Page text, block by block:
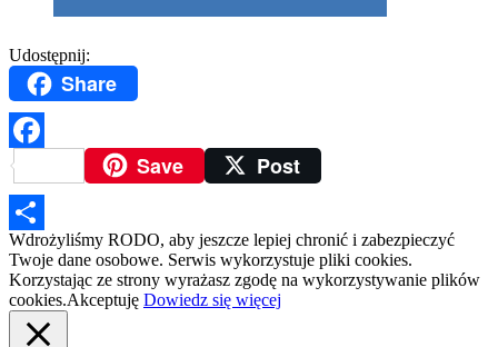
Udostępnij:
Share
FacebookSave Post
Podziel
się
Wdrożyliśmy RODO, aby jeszcze lepiej chronić i zabezpieczyć
Twoje dane osobowe. Serwis wykorzystuje pliki cookies.
Korzystając ze strony wyrażasz zgodę na wykorzystywanie plików
cookies.Akceptuję Dowiedz się więcej